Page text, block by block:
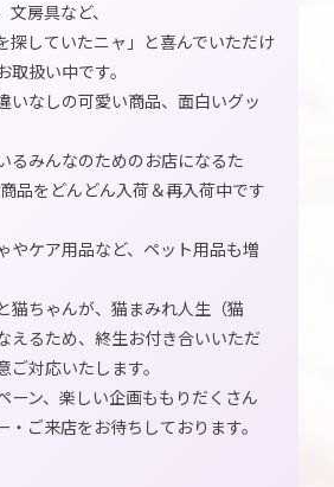
房具など、
探していたニャ」と喜んでいただけ
扱い中です。
いなしの可愛い商品、面白いグッ
るみんなのためのお店になるた
品をどんどん入荷＆再入荷中です
やケア用品など、ペット用品も増
猫ちゃんが、猫まみれ人生（猫
えるため、終生お付き合いいただ
ご対応いたします。
ーン、楽しい企画ももりだくさん
・ご来店をお待ちしております。